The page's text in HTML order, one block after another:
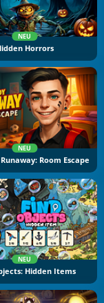
NEU
Horrors
NEU
Room Escape
NEU
Hidden Items